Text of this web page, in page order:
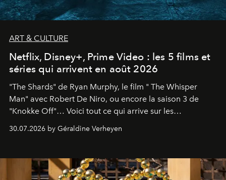
ART & CULTURE
Netflix, Disney+, Prime Video : les 5 films et
séries qui arrivent en août 2026
"The Shards" de Ryan Murphy, le film " The Whisper
Man" avec Robert De Niro, ou encore la saison 3 de
"Knokke Off"… Voici tout ce qui arrive sur les
plateformes de streaming en août 2026.
30.07.2026 by Géraldine Verheyen